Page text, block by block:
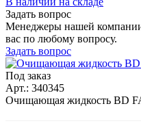
Задать вопрос
Менеджеры нашей
вас по любому вопросу.
Задать вопрос
Под заказ
Арт.: 340345
Очищающая жидкость BD